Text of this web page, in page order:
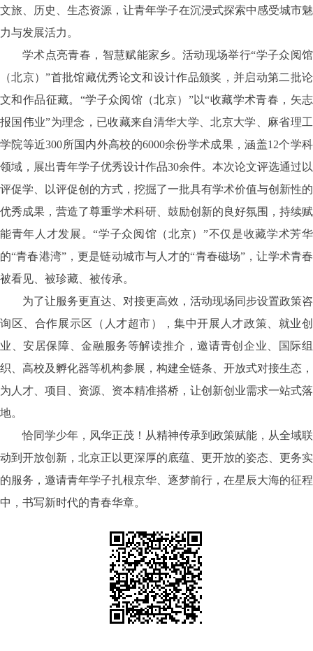
文旅、历史、生态资源，让青年学子在沉浸式探索中感受城市魅
力与发展活力。
学术点亮青春，智慧赋能家乡。活动现场举行“学子众阅馆
（北京）”首批馆藏优秀论文和设计作品颁奖，并启动第二批论
文和作品征藏。“学子众阅馆（北京）”以“收藏学术青春，矢志
报国伟业”为理念，已收藏来自清华大学、北京大学、麻省理工
学院等近300所国内外高校的6000余份学术成果，涵盖12个学科
领域，展出青年学子优秀设计作品30余件。本次论文评选通过以
评促学、以评促创的方式，挖掘了一批具有学术价值与创新性的
优秀成果，营造了尊重学术科研、鼓励创新的良好氛围，持续赋
能青年人才发展。“学子众阅馆（北京）”不仅是收藏学术芳华
的“青春港湾”，更是链动城市与人才的“青春磁场”，让学术青春
被看见、被珍藏、被传承。
为了让服务更直达、对接更高效，活动现场同步设置政策咨
询区、合作展示区（人才超市），集中开展人才政策、就业创
业、安居保障、金融服务等解读推介，邀请青创企业、国际组
织、高校及孵化器等机构参展，构建全链条、开放式对接生态，
为人才、项目、资源、资本精准搭桥，让创新创业需求一站式落
地。
恰同学少年，风华正茂！从精神传承到政策赋能，从全域联
动到开放创新，北京正以更深厚的底蕴、更开放的姿态、更务实
的服务，邀请青年学子扎根京华、逐梦前行，在星辰大海的征程
中，书写新时代的青春华章。